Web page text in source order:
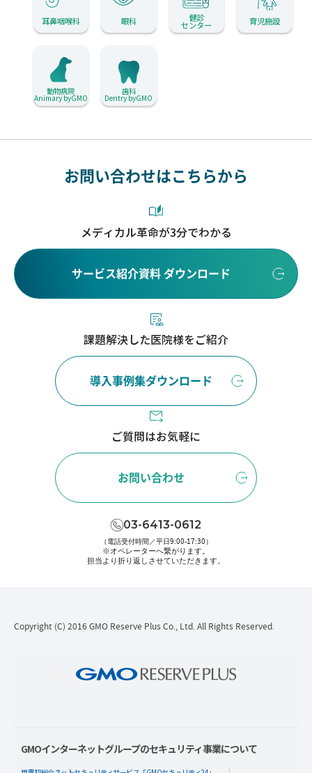
耳鼻咽喉科 眼科 健診
センター 育児施設
動物病院
Animary byGMO
歯科
Dentry byGMO
お問い合わせはこちらから
メディカル革命が3分でわかる
サービス紹介資料 ダウンロード
課題解決した医院様をご紹介
導入事例集ダウンロード
ご質問はお気軽に
お問い合わせ
03-6413-0612
（電話受付時間／平日9:00-17:30）
※オペレーターへ繋がります。
担当より折り返しさせていただきます。
Copyright (C) 2016 GMO Reserve Plus Co., Ltd. All Rights Reserved.
GMOインターネットグループのセキュリティ事業について